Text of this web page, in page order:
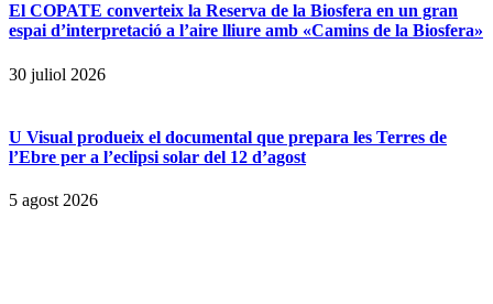
El COPATE converteix la Reserva de la Biosfera en un gran
espai d’interpretació a l’aire lliure amb «Camins de la Biosfera»
30 juliol 2026
U Visual produeix el documental que prepara les Terres de
l’Ebre per a l’eclipsi solar del 12 d’agost
5 agost 2026